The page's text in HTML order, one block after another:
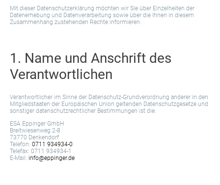
Mit dieser Datenschutzerklärung möchten wir Sie über Einzelheiten der
Datenerhebung und Datenverarbeitung sowie über die Ihnen in diesem
Zusammenhang zustehenden Rechte informieren.
1. Name und Anschrift des
Verantwortlichen
Verantwortlicher im Sinne der Datenschutz-Grundverordnung anderer in den
Mitgliedstaaten der Europäischen Union geltenden Datenschutzgesetze und
sonstiger datenschutzrechtlicher Bestimmungen ist die:
ESA Eppinger GmbH
Breitwiesenweg 2-8
73770 Denkendorf
Telefon: 0711 934934-0
Telefax: 0711 934934-1
E-Mail: info@eppinger.de